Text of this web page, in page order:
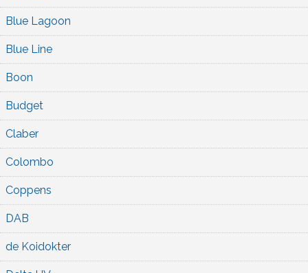
Blue Lagoon
Blue Line
Boon
Budget
Claber
Colombo
Coppens
DAB
de Koidokter